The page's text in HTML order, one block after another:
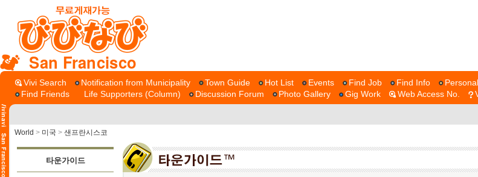
San Francisco
Vivi Search Notification from Municipality Town Guide Hot List Events Find Job Find Info
Find Friends
Life Supporters (Column) Discussion Forum Photo Gallery Gig Work Web Access No.
World > 미국 > 샌프란시스코
타운가이드